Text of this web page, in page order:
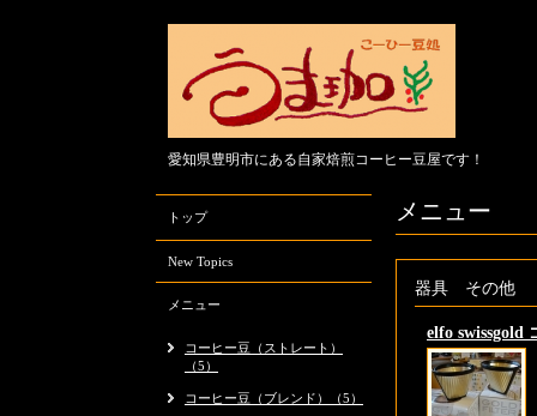
愛知県豊明市にある自家焙煎コーヒー豆屋です！
メニュー
器具 その他
elfo
トップ
New Topics
メニュー
コーヒー豆（ストレート）
（5）
コーヒー豆（ブレンド）（5）